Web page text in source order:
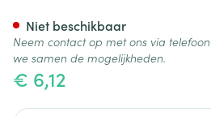
€ 6,12
Niet beschikbaar
Neem contact op met ons via
we samen de mogelijkheden.